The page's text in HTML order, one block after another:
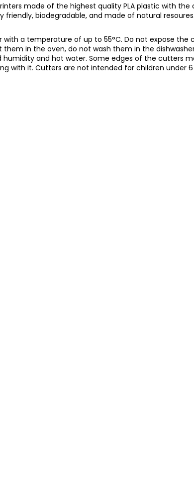
made of the highest quality PLA plastic with
biodegradable, and made of natural resoures.
with a temperature of up to 55°C. Do not expose the
in the oven, do not wash them in the
and hot water. Some edges of the cutters
with it. Cutters are not intended for children under 6